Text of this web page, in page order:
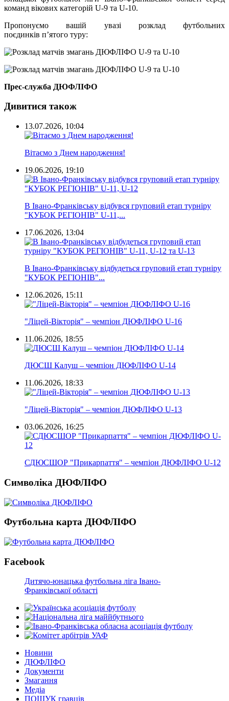
команд вікових категорій U-9 та U-10.
Пропонуємо вашій увазі розклад футбольних
поєдинків п’ятого туру:
Прес-служба ДЮФЛІФО
Дивитися також
13.07.2026, 10:04
Вітаємо з Днем народження!
19.06.2026, 19:10
В Івано-Франківську відбувся груповий етап турніру
"КУБОК РЕГІОНІВ" U-11,...
17.06.2026, 13:04
В Івано-Франківську відбудеться груповий етап турніру
"КУБОК РЕГІОНІВ"...
12.06.2026, 15:11
"Ліцей-Вікторія" – чемпіон ДЮФЛІФО U-16
11.06.2026, 18:55
ДЮСШ Калуш – чемпіон ДЮФЛІФО U-14
11.06.2026, 18:33
"Ліцей-Вікторія" – чемпіон ДЮФЛІФО U-13
03.06.2026, 16:25
СДЮСШОР "Прикарпаття" – чемпіон ДЮФЛІФО U-12
Символіка ДЮФЛІФО
Футбольна карта ДЮФЛІФО
Facebook
Дитячо-юнацька футбольна ліга Івано-
Франківської області
Новини
ДЮФЛІФО
Документи
Змагання
Медіа
ПОШУК гравців